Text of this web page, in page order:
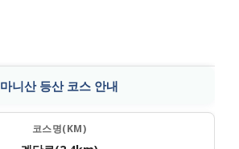
마니산 등산 코스 안내